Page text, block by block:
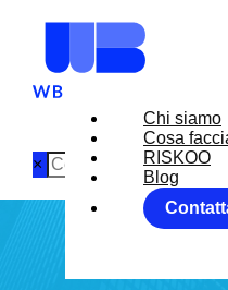
Chi siamo
Cosa
RISKOO
Blog
×